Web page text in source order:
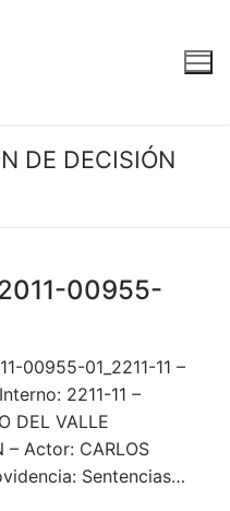
DE DECISIÓN
00955-
00955-01_2211-11 –
2211-11 –
DEL VALLE
– Actor: CARLOS
Sentencias…